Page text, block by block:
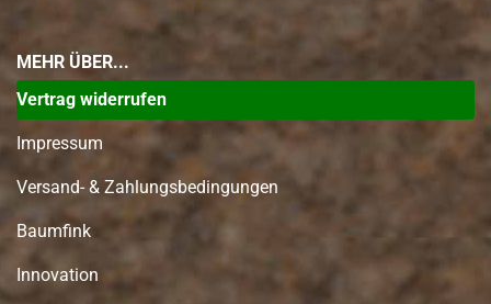
MEHR ÜBER...
Vertrag widerrufen
Impressum
Versand- & Zahlungsbedingungen
Baumfink
Innovation